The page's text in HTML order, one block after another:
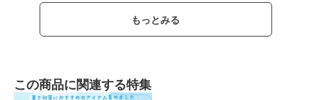
もっとみる
この商品に関連する特集